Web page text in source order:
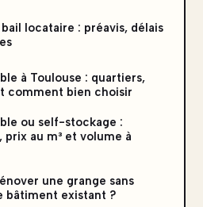
locataire : préavis, délais
à Toulouse : quartiers,
comment bien choisir
ou self-stockage :
au m³ et volume à
une grange sans
bâtiment existant ?